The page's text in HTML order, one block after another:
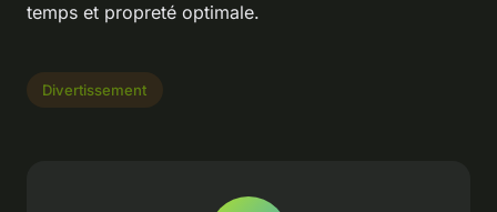
temps et propreté optimale.
Divertissement